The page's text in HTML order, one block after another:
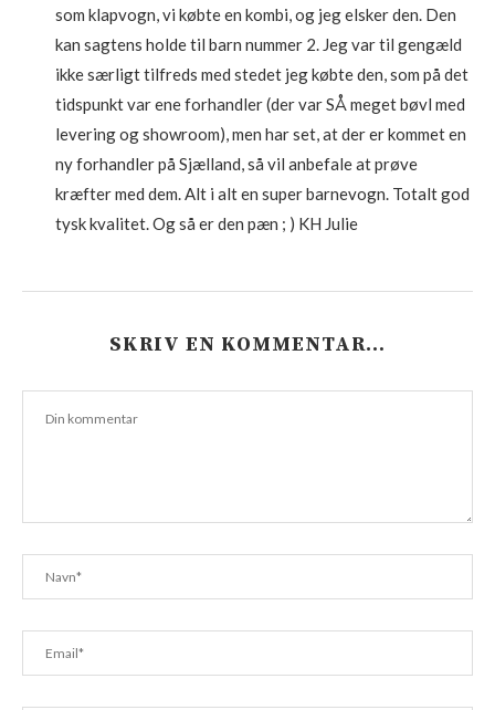
som klapvogn, vi købte en kombi, og jeg elsker den. Den
kan sagtens holde til barn nummer 2. Jeg var til gengæld
ikke særligt tilfreds med stedet jeg købte den, som på det
tidspunkt var ene forhandler (der var SÅ meget bøvl med
levering og showroom), men har set, at der er kommet en
ny forhandler på Sjælland, så vil anbefale at prøve
kræfter med dem. Alt i alt en super barnevogn. Totalt god
tysk kvalitet. Og så er den pæn ; ) KH Julie
SKRIV EN KOMMENTAR…